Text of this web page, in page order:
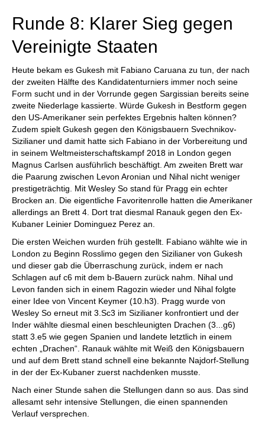
Runde 8: Klarer Sieg gegen
Vereinigte Staaten
Heute bekam es Gukesh mit Fabiano Caruana zu tun, der nach
der zweiten Hälfte des Kandidatenturniers immer noch seine
Form sucht und in der Vorrunde gegen Sargissian bereits seine
zweite Niederlage kassierte. Würde Gukesh in Bestform gegen
den US-Amerikaner sein perfektes Ergebnis halten können?
Zudem spielt Gukesh gegen den Königsbauern Svechnikov-
Sizilianer und damit hatte sich Fabiano in der Vorbereitung und
in seinem Weltmeisterschaftskampf 2018 in London gegen
Magnus Carlsen ausführlich beschäftigt. Am zweiten Brett war
die Paarung zwischen Levon Aronian und Nihal nicht weniger
prestigeträchtig. Mit Wesley So stand für Pragg ein echter
Brocken an. Die eigentliche Favoritenrolle hatten die Amerikaner
allerdings an Brett 4. Dort trat diesmal Ranauk gegen den Ex-
Kubaner Leinier Dominguez Perez an.
Die ersten Weichen wurden früh gestellt. Fabiano wählte wie in
London zu Beginn Rosslimo gegen den Sizilianer von Gukesh
und dieser gab die Überraschung zurück, indem er nach
Schlagen auf c6 mit dem b-Bauern zurück nahm. Nihal und
Levon fanden sich in einem Ragozin wieder und Nihal folgte
einer Idee von Vincent Keymer (10.h3). Pragg wurde von
Wesley So erneut mit 3.Sc3 im Sizilianer konfrontiert und der
Inder wählte diesmal einen beschleunigten Drachen (3...g6)
statt 3.e5 wie gegen Spanien und landete letztlich in einem
echten „Drachen“. Ranauk wählte mit Weiß den Königsbauern
und auf dem Brett stand schnell eine bekannte Najdorf-Stellung
in der der Ex-Kubaner zuerst nachdenken musste.
Nach einer Stunde sahen die Stellungen dann so aus. Das sind
allesamt sehr intensive Stellungen, die einen spannenden
Verlauf versprechen.